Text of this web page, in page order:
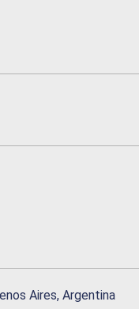
Aires, Argentina